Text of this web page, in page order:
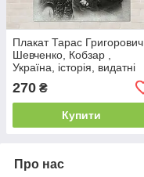
Плакат Тарас Григорович
Шевченко, Кобзар ,
Україна, історія, видатні
270 ₴
Купити
Про нас